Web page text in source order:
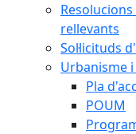
rellevants
Sol·licituds
Urbanisme
Pla
POUM